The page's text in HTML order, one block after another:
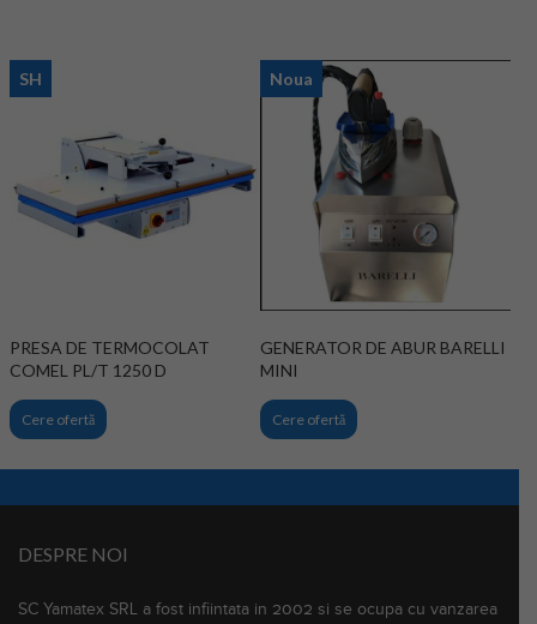
SH
PRESA DE TERMOCOLAT
COMEL PL/T 1250 D
Cere ofertă
Noua
GENERATOR DE ABUR BARELLI
MINI
Cere ofertă
DESPRE NOI
SC Yamatex SRL a fost infiintata in 2002 si se ocupa cu vanzarea